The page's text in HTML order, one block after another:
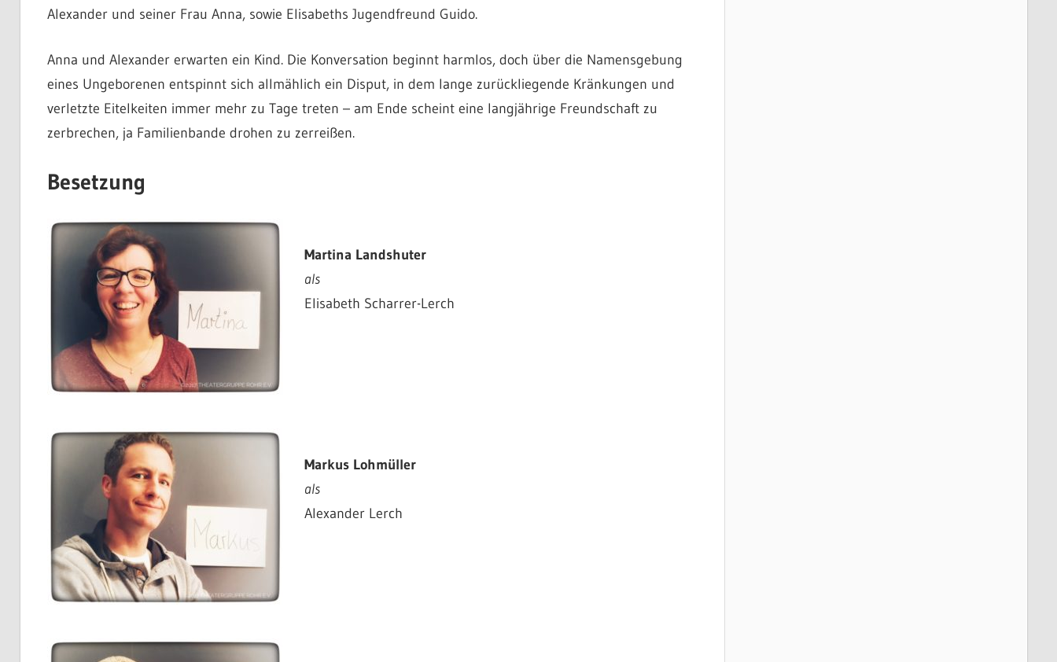
Alexander und seiner Frau Anna, sowie Elisabeths Jugendfreund Guido.
Anna und Alexander erwarten ein Kind. Die Konversation beginnt harmlos, doch über die Namensgebung
eines Ungeborenen entspinnt sich allmählich ein Disput, in dem lange zurückliegende Kränkungen und
verletzte Eitelkeiten immer mehr zu Tage treten – am Ende scheint eine langjährige Freundschaft zu
zerbrechen, ja Familienbande drohen zu zerreißen.
Besetzung
Martina Landshuter
als
Elisabeth Scharrer-Lerch
Markus Lohmüller
als
Alexander Lerch